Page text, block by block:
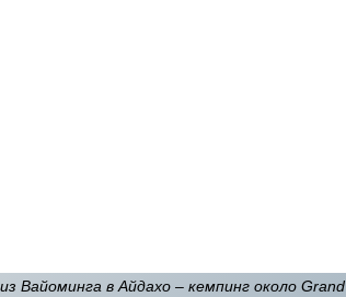
Вайоминга в Айдахо – кемпинг около Grand